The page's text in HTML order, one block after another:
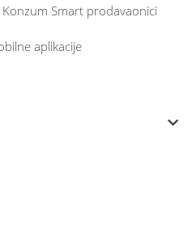
Smart prodavaonici
aplikacije